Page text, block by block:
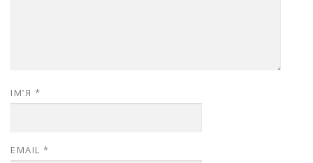
ІМ’Я *
EMAIL *